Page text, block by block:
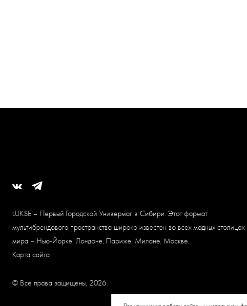
LUKSE – Первый Городской Универмаг в Сибири. Этот формат
мультибрендового пространства широко известен во всех модных столицах
мира – Нью-Йорке, Лондоне, Париже, Милане, Москве.
Карта сайта
© Все права защищены, 2026.